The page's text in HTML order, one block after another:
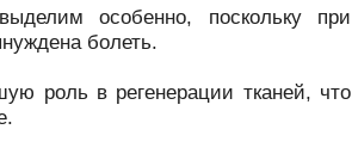
особенно, поскольку при
болеть.
роль в регенерации тканей, что